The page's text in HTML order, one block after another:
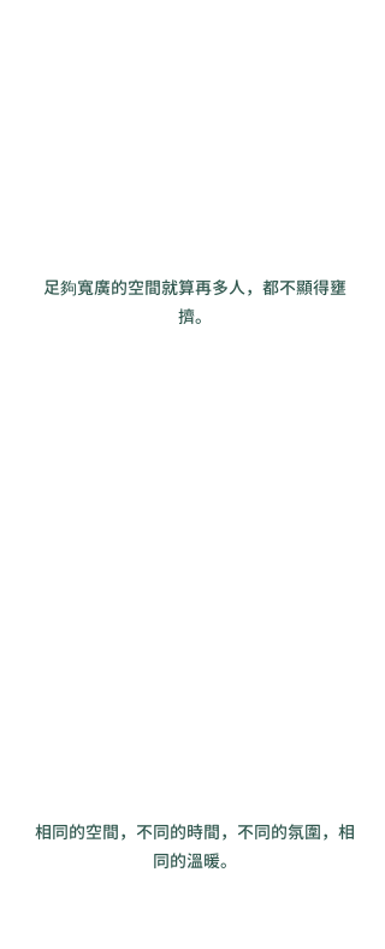
足夠寬廣的空間就算再多人，都不顯得壅
擠。
相同的空間，不同的時間，不同的氛圍，相
同的溫暖。